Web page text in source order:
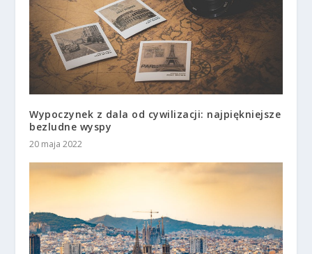
Wypoczynek z dala od cywilizacji: najpiękniejsze
bezludne wyspy
20 maja 2022